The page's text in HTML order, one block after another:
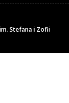
Stefana i Zofii